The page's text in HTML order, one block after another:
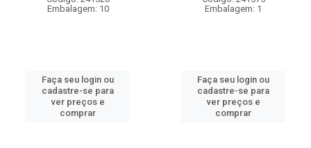
Embalagem: 10
Faça seu login ou
cadastre-se para
ver preços e
comprar
Embalagem: 1
Faça seu login ou
cadastre-se para
ver preços e
comprar